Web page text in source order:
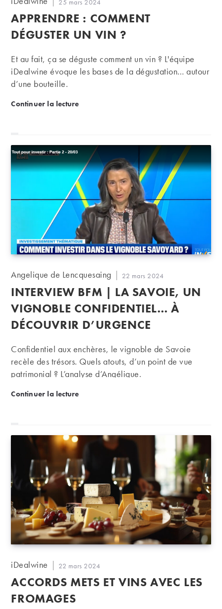
la
publication :
Publication
publiée :
25 mars 2024
APPRENDRE : COMMENT
DÉGUSTER UN VIN ?
Et au fait, ça se déguste comment un vin ? L'équipe
iDealwine évoque les bases de la dégustation… autour
d’une bouteille.
Continuer la lectureApprendre : comment déguster un vin ?
Auteur/autrice
publication :
Angelique de Lencquesaing
Publication
publiée :
22 mars 2024
INTERVIEW BFM | LA SAVOIE, UN
VIGNOBLE CONFIDENTIEL… À
DÉCOUVRIR D’URGENCE
Confidentiel aux enchères, le vignoble de Savoie
recèle des trésors. Quels atouts, d’un point de vue
patrimonial ? L’analyse d’Angélique.
Continuer la lectureInterview BFM | La Savoie, un vignoble
Auteur/autrice
la
publication :
iDealwine
Publication
publiée :
22 mars 2024
ACCORDS METS ET VINS AVEC LES
FROMAGES